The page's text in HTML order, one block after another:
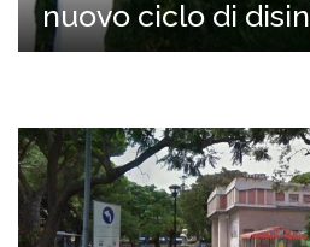
nuovo ciclo di